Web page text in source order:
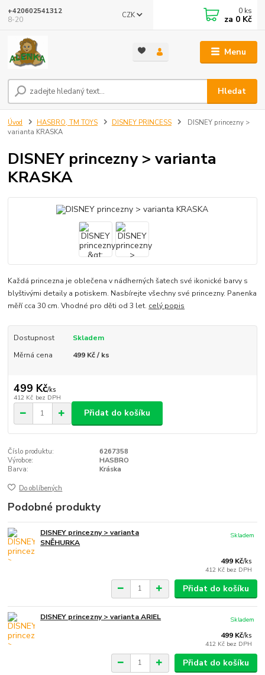
Menu
CZK
Hledat
+420602541312
8-20
0 ks
za 0 Kč
Úvod HASBRO, TM TOYS DISNEY PRINCESS
DISNEY princezny >
varianta KRASKA
DISNEY princezny > varianta
KRASKA
Každá princezna je oblečena v nádherných šatech své ikonické barvy s
blyštivými detaily a potiskem. Nasbírejte všechny své princezny. Panenka
měří cca 30 cm. Vhodné pro děti od 3 let. celý popis
Dostupnost
Skladem
Měrná cena
499 Kč / ks
499 Kč/ks
412 Kč bez DPH
Přidat do košíku
Číslo produktu:
6267358
Výrobce:
HASBRO
Barva:
Kráska
Do oblíbených
Podobné produkty
DISNEY princezny > varianta
SNĚHURKA
499 Kč/ks
412 Kč bez DPH
Skladem
Přidat do košíku
DISNEY princezny > varianta ARIEL
499 Kč/ks
412 Kč bez DPH
Skladem
Přidat do košíku